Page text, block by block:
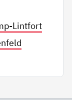
Lintfort